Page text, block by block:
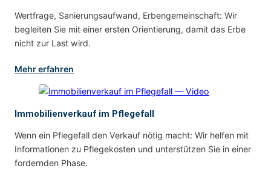
Wertfrage, Sanierungsaufwand, Erbengemeinschaft: Wir
begleiten Sie mit einer ersten Orientierung, damit das Erbe
nicht zur Last wird.
Mehr erfahren
Immobilienverkauf im Pflegefall
Wenn ein Pflegefall den Verkauf nötig macht: Wir helfen mit
Informationen zu Pflegekosten und unterstützen Sie in einer
fordernden Phase.